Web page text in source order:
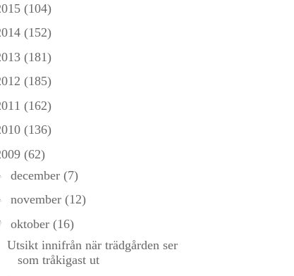
(104)
(152)
(181)
(185)
(162)
(136)
(62)
december (7)
november (12)
oktober (16)
Utsikt innifrån när trädgården ser
som tråkigast ut